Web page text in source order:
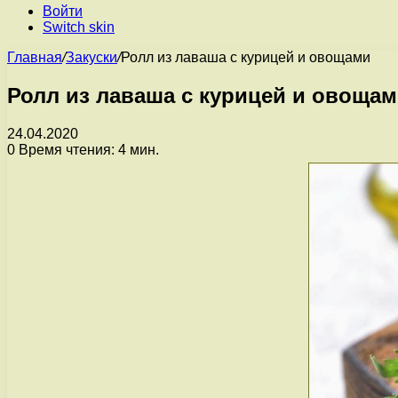
Войти
Switch skin
Главная/Закуски/Ролл из лаваша с курицей и овощами
Ролл из лаваша с курицей и
24.04.2020
0 Время чтения: 4 мин.